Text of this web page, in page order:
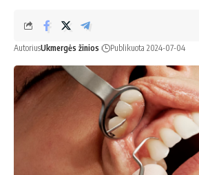
AutoriusUkmergės žinios Publikuota 2024-07-04